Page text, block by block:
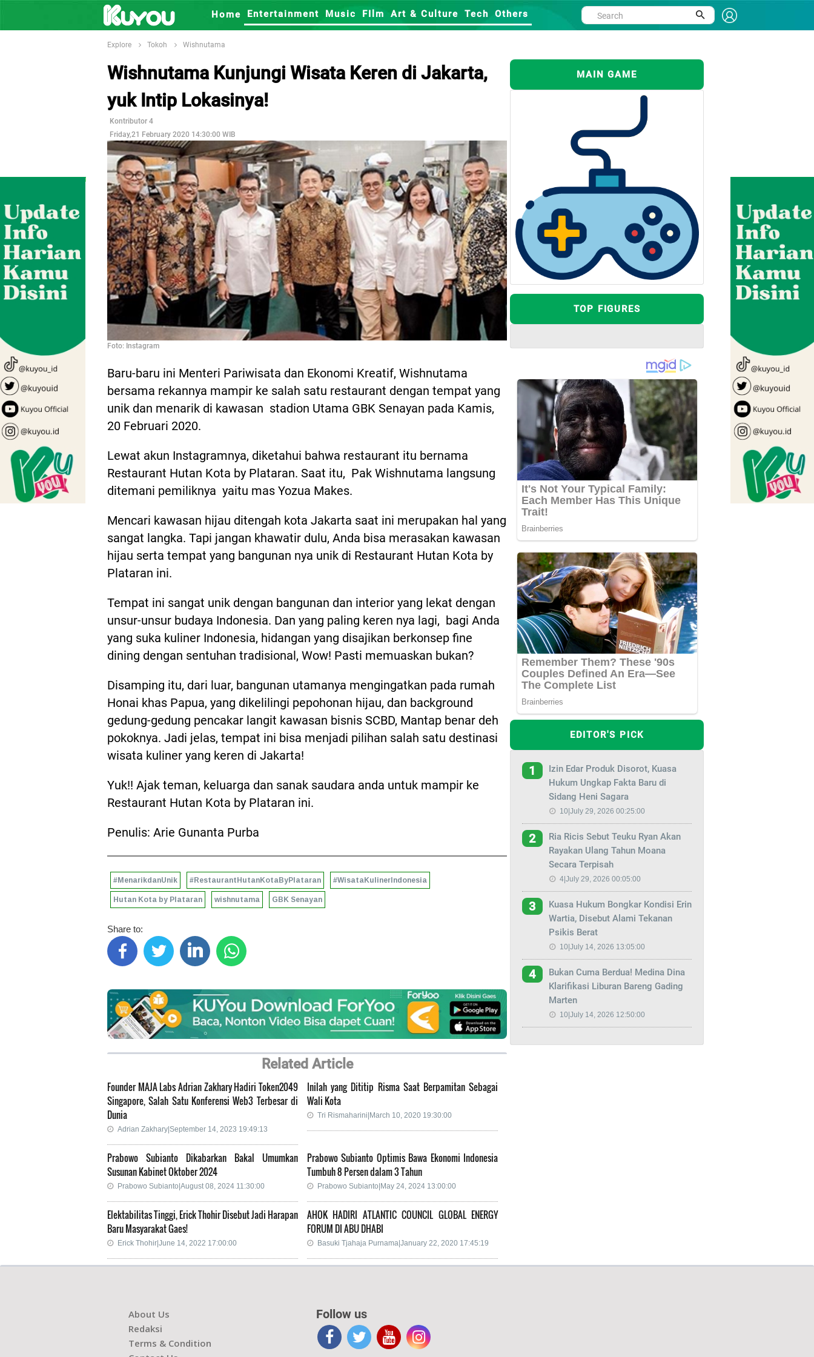
Home Entertainment Music FIlm Art & Culture Tech Others
Explore Tokoh Wishnutama
Wishnutama Kunjungi Wisata Keren di Jakarta,
yuk Intip Lokasinya!
Kontributor 4
Friday,21 February 2020 14:30:00 WIB
Foto: Instagram
Baru-baru ini Menteri Pariwisata dan Ekonomi Kreatif, Wishnutama
bersama rekannya mampir ke salah satu restaurant dengan tempat yang
unik dan menarik di kawasan stadion Utama GBK Senayan pada Kamis,
20 Februari 2020.
Lewat akun Instagramnya, diketahui bahwa restaurant itu bernama
Restaurant Hutan Kota by Plataran. Saat itu, Pak Wishnutama langsung
ditemani pemiliknya yaitu mas Yozua Makes.
Mencari kawasan hijau ditengah kota Jakarta saat ini merupakan hal yang
sangat langka. Tapi jangan khawatir dulu, Anda bisa merasakan kawasan
hijau serta tempat yang bangunan nya unik di Restaurant Hutan Kota by
Plataran ini.
Tempat ini sangat unik dengan bangunan dan interior yang lekat dengan
unsur-unsur budaya Indonesia. Dan yang paling keren nya lagi, bagi Anda
yang suka kuliner Indonesia, hidangan yang disajikan berkonsep fine
dining dengan sentuhan tradisional, Wow! Pasti memuaskan bukan?
Disamping itu, dari luar, bangunan utamanya mengingatkan pada rumah
Honai khas Papua, yang dikelilingi pepohonan hijau, dan background
gedung-gedung pencakar langit kawasan bisnis SCBD, Mantap benar deh
pokoknya. Jadi jelas, tempat ini bisa menjadi pilihan salah satu destinasi
wisata kuliner yang keren di Jakarta!
Yuk!! Ajak teman, keluarga dan sanak saudara anda untuk mampir ke
Restaurant Hutan Kota by Plataran ini.
Penulis: Arie Gunanta Purba
#MenarikdanUnik #RestaurantHutanKotaByPlataran #WisataKulinerIndonesia
Hutan Kota by Plataran wishnutama GBK Senayan
Share to:
Related Article
Founder MAJA Labs Adrian Zakhary Hadiri Token2049
Singapore, Salah Satu Konferensi Web3 Terbesar di
Dunia
Adrian Zakhary|September 14, 2023 19:49:13
Inilah yang Dititip Risma Saat Berpamitan Sebagai
Wali Kota
Tri Rismaharini|March 10, 2020 19:30:00
Prabowo Subianto Dikabarkan Bakal Umumkan
Susunan Kabinet Oktober 2024
Prabowo Subianto|August 08, 2024 11:30:00
Prabowo Subianto Optimis Bawa Ekonomi Indonesia
Tumbuh 8 Persen dalam 3 Tahun
Prabowo Subianto|May 24, 2024 13:00:00
Elektabilitas Tinggi, Erick Thohir Disebut Jadi Harapan
Baru Masyarakat Gaes!
Erick Thohir|June 14, 2022 17:00:00
AHOK HADIRI ATLANTIC COUNCIL GLOBAL ENERGY
FORUM DI ABU DHABI
Basuki Tjahaja Purnama|January 22, 2020 17:45:19
MAIN GAME
TOP FIGURES
EDITOR'S PICK
1
Izin Edar Produk Disorot, Kuasa
Hukum Ungkap Fakta Baru di
Sidang Heni Sagara
10|July 29, 2026 00:25:00
2
Ria Ricis Sebut Teuku Ryan Akan
Rayakan Ulang Tahun Moana
Secara Terpisah
4|July 29, 2026 00:05:00
3
Kuasa Hukum Bongkar Kondisi Erin
Wartia, Disebut Alami Tekanan
Psikis Berat
10|July 14, 2026 13:05:00
4
Bukan Cuma Berdua! Medina Dina
Klarifikasi Liburan Bareng Gading
Marten
10|July 14, 2026 12:50:00
About Us
Redaksi
Terms & Condition
Follow us